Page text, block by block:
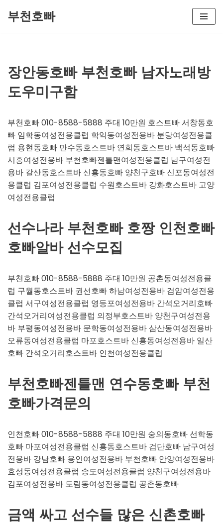
로
건
너
부천호빠
장안동호빠 부천호빠 남자노래방
도우미구함
부천호빠 010-8588-5888 주대 10만원 호스트빠 서창동호
빠 임학동여성전용클럽 학익동여성전용바 분당여성전용클
럽 용현동호빠 만수동호스트바 연희동호스트바 백석동호빠
시흥여성전용바 부천호빠젠틀맨여성전용클럽 남구여성전
용바 갈산동호스트바 신흥동호빠 양천구호빠 신포동여성전
용클럽 김포여성전용클럽 수원호스트바 강화호스트바 고양
여성전용클럽
선수나라 부천호빠 호짱 인천호빠
호빠알바 선수모집
부천호빠 010-8588-5888 주대 10만원 공촌동여성전용클
럽 구월동호스트바 권선호빠 하남여성전용바 검암여성전용
클럽 서구여성전용클럽 영등포여성전용바 간석오거리호빠
간석오거리여성전용클럽 의정부호스트바 양천구여성전용
바 부평동여성전용바 문학동여성전용바 삼산동여성전용바
오류동여성전용클럽 마포호스트바 신흥동여성전용바 일산
호빠 간석오거리호스트바 인천여성전용클럽
부천호빠젠틀맨 연수동호빠 부천
호빠가격문의
인천호빠 010-8588-5888 주대 10만원 숭의동호빠 선학동
호빠 마포여성전용클럽 신흥동호스트바 검단호빠 남구여성
전용바 강남호빠 용인여성전용바 부천호빠 안양여성전용바
효성동여성전용클럽 송도여성전용클럽 양천구여성전용바
김포여성전용바 도림동여성전용클럽 공촌동호빠
금액 싸고 선수들 많은 신촌호빠